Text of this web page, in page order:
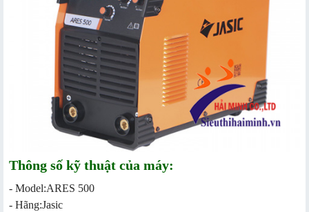
Thông số kỹ thuật của máy:
- Model:ARES 500
- Hãng:Jasic